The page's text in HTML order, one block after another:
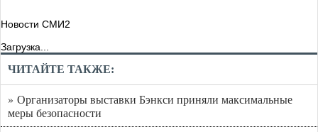
Новости СМИ2
Загрузка...
ЧИТАЙТЕ ТАКЖЕ:
» Организаторы выставки Бэнкси приняли максимальные
меры безопасности